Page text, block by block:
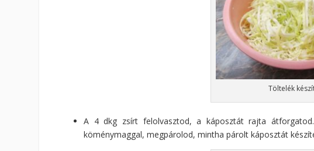
Töltelék
A 4 dkg zsírt felolvasztod, a káposztát rajta
köménymaggal, megpárolod, mintha párolt káposztát